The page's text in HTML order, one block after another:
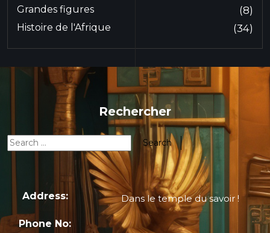
Grandes figures (8)
Histoire de l'Afrique (34)
Rechercher
Address: Dans le temple du savoir !
Phone No: